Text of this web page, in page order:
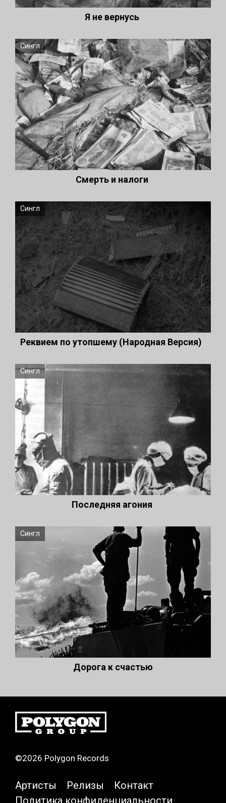
Я не вернусь
Сингл
Смерть и налоги
Сингл
Реквием по утопшему (Народная Версия)
Сингл
Последняя агония
Сингл
Дорога к счастью
©2026 Polygon Records
Артисты Релизы
Контакт
Политика конфиденциальности